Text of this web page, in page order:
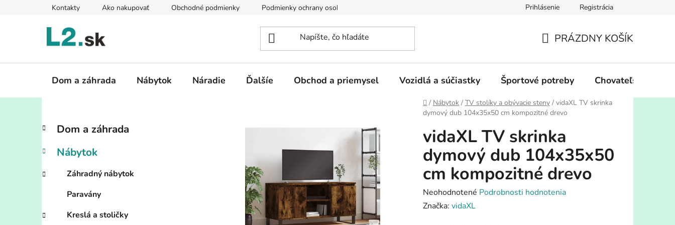
Kontakty Ako nakupovať Obchodné podmienky Podmienky ochrany osobných údajov Prihlásenie Registrácia
KOŠÍK
PRÁZDNY KOŠÍK
Dom a záhrada Nábytok Náradie Ďalšíe Obchod a priemysel Vozidlá a súčiastky Športové potreby Chovateľské
Domov
/ Nábytok / TV stolíky a obývacie steny / vidaXL TV skrinka
dymový dub 104x35x50 cm kompozitné drevo
B
č
ý
n
Preskočiť
kategórie
K
a
e
ó
e
Dom a záhrada
Nábytok
Záhradný nábytok
Paravány
Kreslá a stoličky
vidaXL TV skrinka
dymový dub 104x35x50
cm kompozitné drevo
Priemerné
hodnotenie
Neohodnotené Podrobnosti hodnotenia
Značka: vidaXL